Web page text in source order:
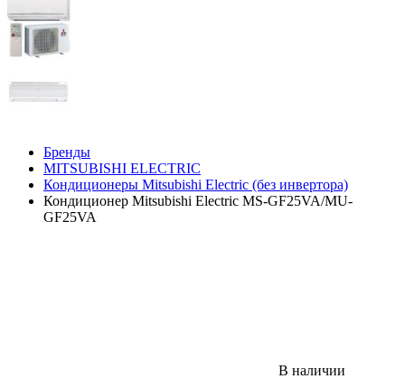
Бренды
MITSUBISHI ELECTRIC
Кондиционеры Mitsubishi Electric (без инвертора)
Кондиционер Mitsubishi Electric MS-GF25VA/MU-
GF25VA
В наличии